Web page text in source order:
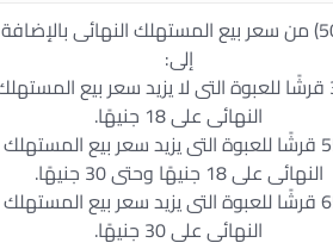
(50%) من سعر بيع المستهلك النهائى بالإضافة
إلى:
النهائى على 18 جنيهًا.
النهائى على 18 جنيهًا وحتى 30 جنيهًا.
النهائى على 30 جنيهًا.